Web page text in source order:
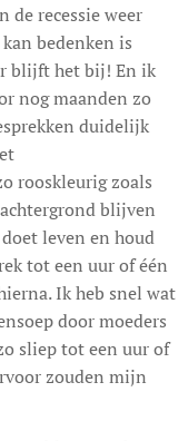
recessie weer
bedenken is
blijft het bij! En ik
nog maanden zo
duidelijk
rooskleurig zoals
blijven
leven en houd
tot een uur of één
Ik heb snel wat
door moeders
sliep tot een uur of
zouden mijn